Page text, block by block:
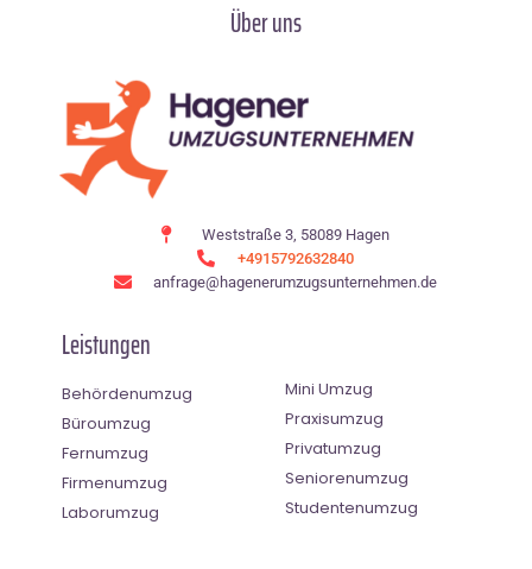
Über uns
Weststraße 3, 58089 Hagen
+4915792632840
anfrage@hagenerumzugsunternehmen.de
Leistungen
Behördenumzug
Büroumzug
Fernumzug
Firmenumzug
Laborumzug
Mini Umzug
Praxisumzug
Privatumzug
Seniorenumzug
Studentenumzug